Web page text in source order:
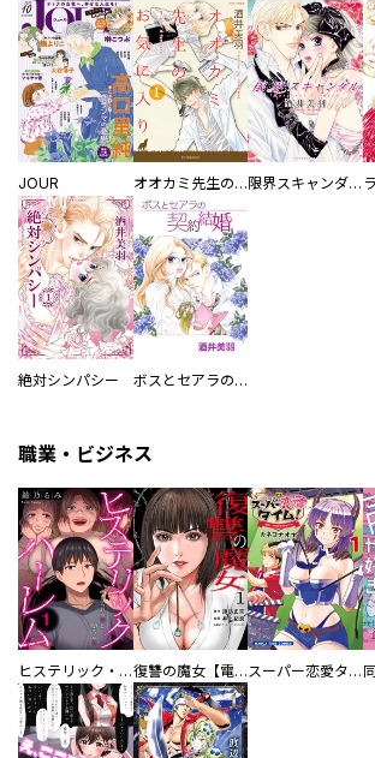
JOUR オオカミ先生のお気に入り 限界スキャンダル
絶対シンパシー ボスとセアラの契約結婚
職業・ビジネス
ヒステリック・ハーレム～搾られる男と堕ちる女～【電子単行本版】 復讐の魔女【電子単行本版】 スーパー恋愛タイム！～現場でドＳな彼女は自宅でデレる～